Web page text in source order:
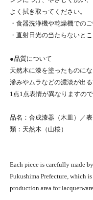
よく拭き取ってください。
・食器洗浄機や乾燥機での
・直射日光の当たらないと
●品質について
天然木に漆を塗ったものに
滲みやムラなどの濃淡が出る
1点1点表情が異なりますの
品名：合成漆器（木皿）／
類：天然木（山桜）
Each piece is carefully made
Fukushima Prefecture, which
production area for lacquerware.